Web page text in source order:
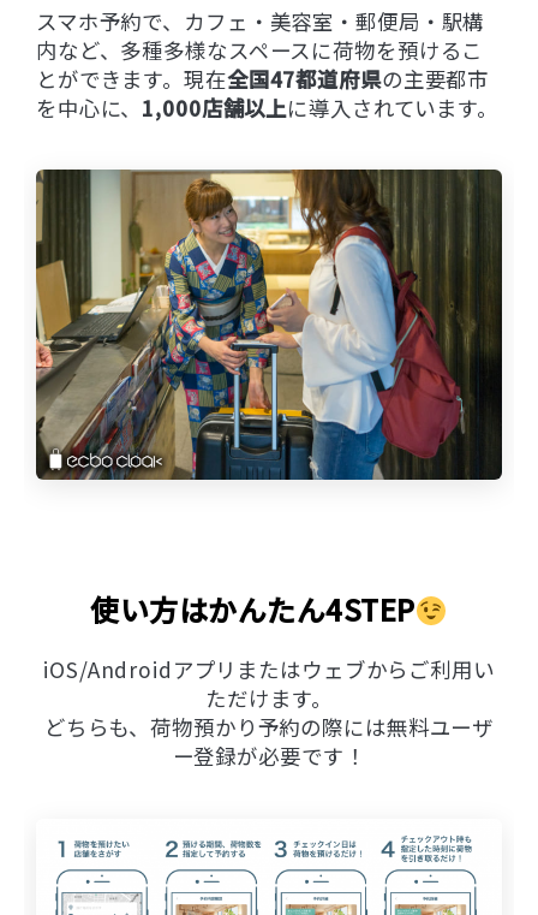
スマホ予約で、カフェ・美容室・郵便局・駅構
内など、多種多様なスペースに荷物を預けるこ
とができます。現在全国47都道府県の主要都市
を中心に、 1,000店舗以上に導入されています。
使い方はかんたん4STEP
iOS/Androidアプリまたはウェブからご利用い
ただけます。
どちらも、荷物預かり予約の際には無料ユーザ
ー登録が必要です！